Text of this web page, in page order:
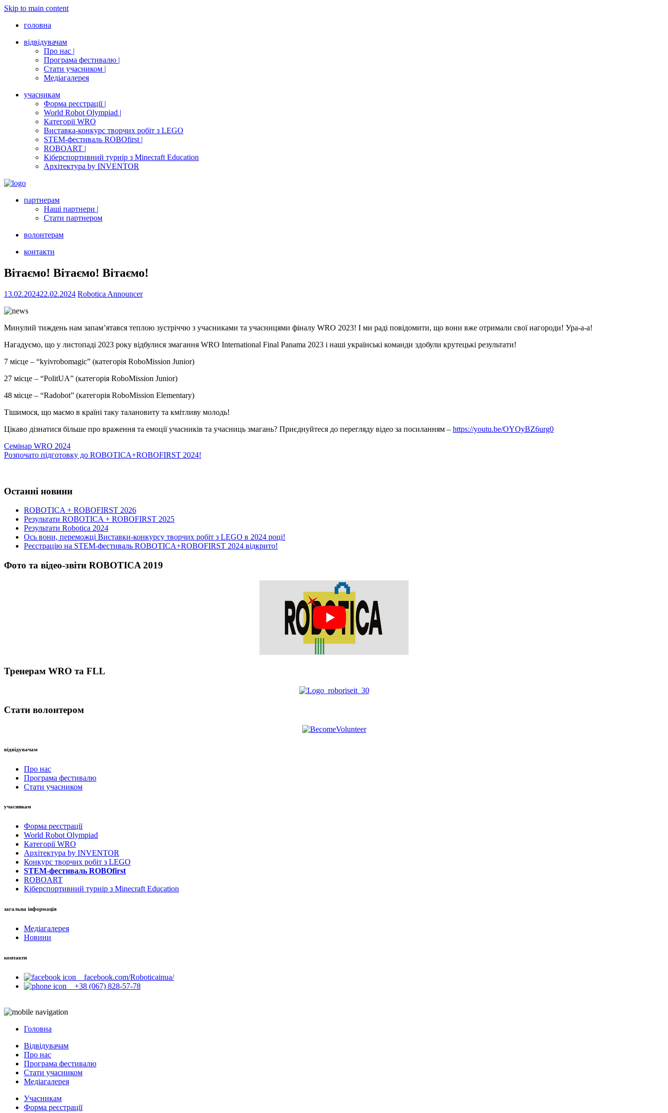
Skip to main content
головна
відвідувачам
Про нас |
Програма фестивалю |
Стати учасником |
Медіагалерея
учасникам
Форма реєстрації |
World Robot Olympiad |
Категорії WRO
Виставка-конкурс творчих робіт з LEGO
STEM-фестиваль ROBOfirst |
ROBOART |
Кіберспортивний турнір з Minecraft Education
Архітектура by INVENTOR
партнерам
Наші партнери |
Стати партнером
волонтерам
контакти
Вітаємо! Вітаємо! Вітаємо!
13.02.202422.02.2024 Robotica Announcer
Минулий тиждень нам запам’ятався теплою зустріччю з учасниками та учасницями фіналу WRO 2023! І ми раді повідомити, що вони вже отримали свої нагороди! Ура-а-а!
Нагадуємо, що у листопаді 2023 року відбулися змагання WRO International Final Panama 2023 і наші українські команди здобули крутецькі результати!
7 місце – “kyivrobomagic” (категорія RoboMission Junior)
27 місце – “PolitUA” (категорія RoboMission Junior)
48 місце – “Radobot” (категорія RoboMission Elementary)
Тішимося, що маємо в країні таку талановиту та кмітливу молодь!
Цікаво дізнатися більше про враження та емоції учасників та учасниць змагань? Приєднуйтеся до перегляду відео за посиланням – https://youtu.be/OYOyBZ6urg0
Навігація
записів
Семінар WRO 2024
Розпочато підготовку до ROBOTICA+ROBOFIRST 2024!
Останні новини
ROBOTICA + ROBOFIRST 2026
Результати ROBOTICA + ROBOFIRST 2025
Результати Robotica 2024
Ось вони, переможці Виставки-конкурсу творчих робіт з LEGO в 2024 році!
Реєстрацію на STEM-фестиваль ROBOTICA+ROBOFIRST 2024 відкрито!
Фото та відео-звіти ROBOTICA 2019
Тренерам WRO та FLL
Стати волонтером
відвідувачам
Про нас
Програма фестивалю
Стати учасником
учасникам
Форма реєстрації
World Robot Olympiad
Категорії WRO
Архітектура by INVENTOR
Конкурс творчих робіт з LEGO
STEM-фестиваль ROBOfirst
ROBOART
Кіберспортивний турнір з Minecraft Education
загальна інформація
Медіагалерея
Новини
контакти
facebook.com/Roboticainua/
+38 (067) 828-57-78
Головна
Відвідувачам
Про нас
Програма фестивалю
Стати учасником
Медіагалерея
Учасникам
Форма реєстрації